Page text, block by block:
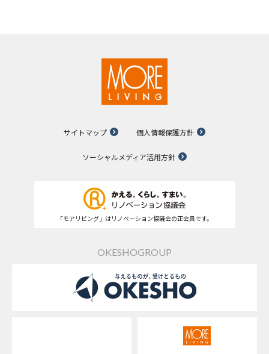
サイトマップ 個人情報保護方針
ソーシャルメディア活用方針
「モアリビング」はリノベーション協議会の正会員です。
OKESHOGROUP